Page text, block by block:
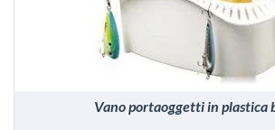
Vano portaoggetti in plastica